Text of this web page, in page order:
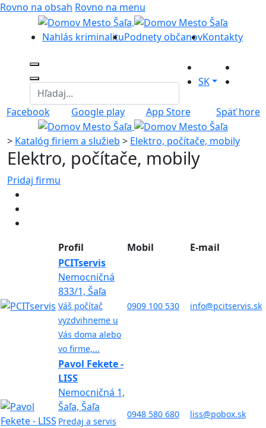
Rovno na obsah Rovno na menu
Nahlás kriminalituPodnety občanovKontakty
SK
Facebook Google play App Store Späť hore
> Katalóg firiem a služieb > Elektro, počítače, mobily
Elektro, počítače, mobily
Pridaj firmu
Profil Mobil
E-mail
PCITservis
Nemocničná
833/1, Šaľa
Váš počítač
vyzdvihneme u
Vás doma alebo
vo firme,...
0909 100 530 info@pcitservis.sk
Pavol Fekete -
LISS
Nemocničná 1,
Šaľa, Šaľa
Predaj a servis
0948 580 680 liss@pobox.sk